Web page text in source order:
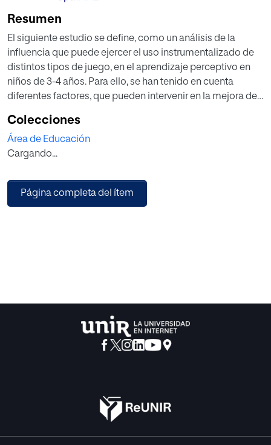
Resumen
El siguiente estudio se define, como un análisis de la
influencia que puede ejercer el uso instrumentalizado de
distintos tipos de juego, en el aprendizaje perceptivo en
niños de 3-4 años. Para ello, se han tenido en cuenta
diferentes factores, que pueden intervenir en la mejora de
entorno (de los iguales, de niños con más capacidades,
del maestro, de la interacción con todos ellos), el grado de
motivación, el nivel de lenguaje y el medio. De alguna
interrelacionados, para dar lugar a una mayor capacidad
de desarrollo de los esquemas de conocimiento, que
Colecciones
Área de Educación
Cargando...
Página completa del ítem